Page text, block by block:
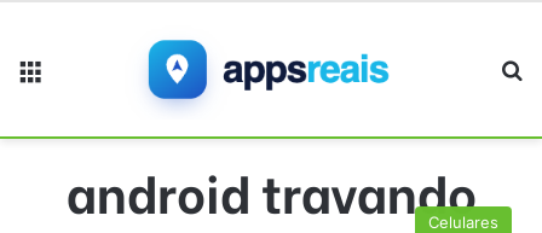
android travando
Celulares